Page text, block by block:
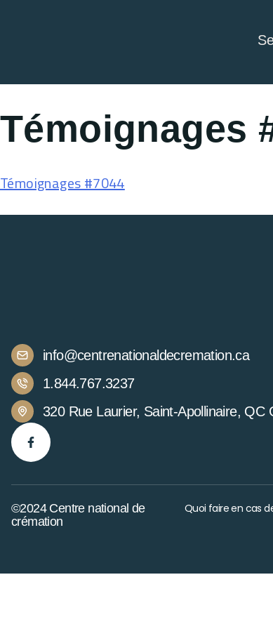
Témoignages
Témoignages #7044
info@centrenationaldecremation.ca
1.844.767.3237
320 Rue Laurier, Saint-Apollinaire, QC
©2024 Centre national de
crémation
Quoi faire en cas